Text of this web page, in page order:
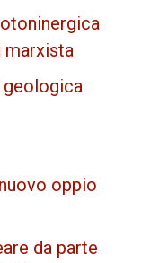
marxista
geologica
oppio
da parte